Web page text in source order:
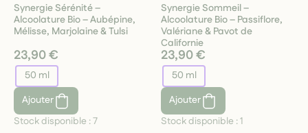
Synergie Sérénité –
Alcoolature Bio – Aubépine,
Mélisse, Marjolaine & Tulsi
23,90 €
50 ml
Ajouter
Stock disponible :7
Synergie Sommeil –
Alcoolature Bio – Passiflore,
Valériane & Pavot de
Californie
23,90 €
50 ml
Ajouter
Stock disponible :1